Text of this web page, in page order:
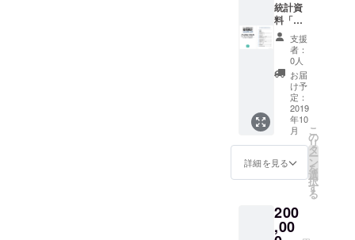
ル or
Twitter
DMでの
質問回
答（1
回）】
※Twitter
DMでの
質問回
答をご
希望の
場合
は、ア
カウン
備考欄
にご記
入下さ
統計資
料「ア
ニメ聖
地巡礼
MAP聖
地統計
2018年
月」】
【アプ
リ内に
支援者
名を記
載】 ＋
50,000
スと同
じもの
（【オ
支援
者：
0人
お届
け予
定：
2019
年10
月
詳細を見る
こ
の
リ
タ
ー
ン
を
選
択
す
る
200
,00